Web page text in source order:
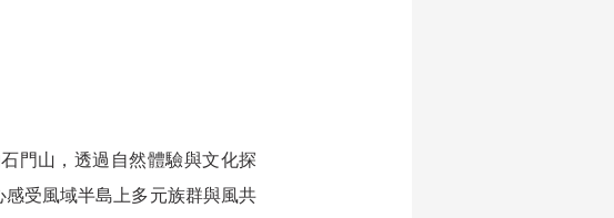
門山，透過自然體驗與文化探
受風域半島上多元族群與風共